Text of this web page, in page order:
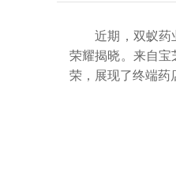
近期，双蚁药业
荣耀揭晓。来自宝
荣，展现了终端药